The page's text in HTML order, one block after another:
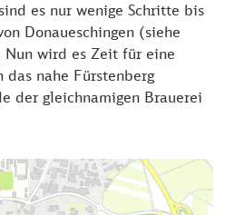
es nur wenige Schritte bis
Donaueschingen (siehe
Nun wird es Zeit für eine
nahe Fürstenberg
der gleichnamigen Brauerei